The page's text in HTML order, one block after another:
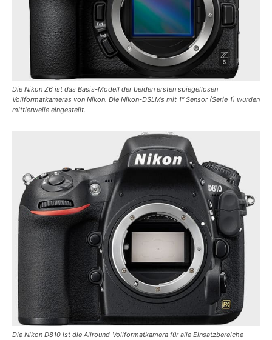
Die Nikon Z6 ist das Basis-Modell der beiden ersten spiegellosen
Vollformatkameras von Nikon. Die Nikon-DSLMs mit 1″ Sensor (Serie 1) wurden
mittlerweile eingestellt.
Die Nikon D810 ist die Allround-Vollformatkamera für alle Einsatzbereiche